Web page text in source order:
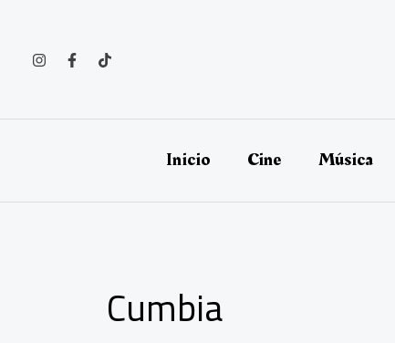
contenido
Inicio Cine Música
Cumbia